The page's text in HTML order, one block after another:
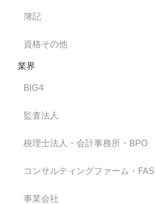
簿記
資格その他
業界
BIG4
監査法人
税理士法人・会計事務所・BPO
コンサルティングファーム・FAS
事業会社